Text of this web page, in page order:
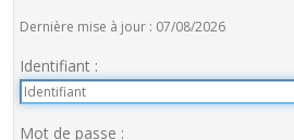
Dernière mise à jour : 07/08/2026
Identifiant :
Mot de passe :